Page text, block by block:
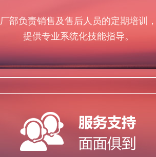
厂部负责销售及售后人员的定期培训，
提供专业系统化技能指导。